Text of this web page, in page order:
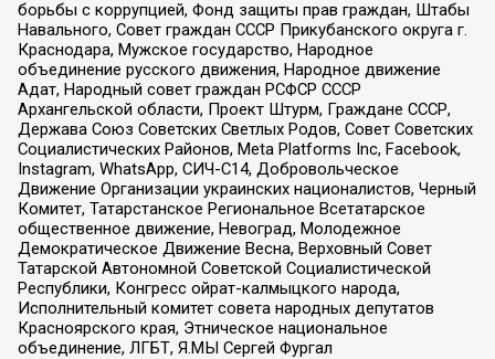
борьбы с коррупцией, Фонд защиты прав граждан, Штабы
Навального, Совет граждан СССР Прикубанского округа г.
Краснодара, Мужское государство, Народное
объединение русского движения, Народное движение
Адат, Народный совет граждан РСФСР СССР
Архангельской области, Проект Штурм, Граждане СССР,
Держава Союз Советских Светлых Родов, Совет Советских
Социалистических Районов, Meta Platforms Inc, Facebook,
Instagram, WhatsApp, СИЧ-С14, Добровольческое
Движение Организации украинских националистов, Черный
Комитет, Татарстанское Региональное Всетатарское
общественное движение, Невоград, Молодежное
Демократическое Движение Весна, Верховный Совет
Татарской Автономной Советской Социалистической
Республики, Конгресс ойрат-калмыцкого народа,
Исполнительный комитет совета народных депутатов
Красноярского края, Этническое национальное
объединение, ЛГБТ, Я.МЫ Сергей Фургал